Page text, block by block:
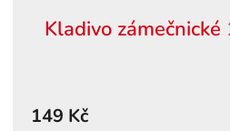
Kladivo
149 Kč